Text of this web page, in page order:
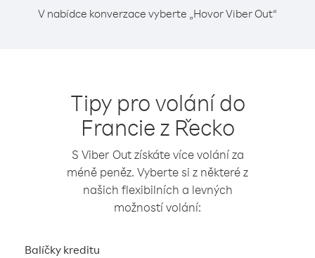
V nabídce konverzace vyberte „Hovor Viber Out“
Tipy pro volání do
Francie z Řecko
S Viber Out získáte více volání za
méně peněz. Vyberte si z některé z
našich flexibilních a levných
možností volání:
Balíčky kreditu